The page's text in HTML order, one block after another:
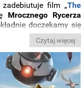
zadebiutuje film „The
Mrocznego
Rycerza
doczekamy się
Czytaj więcej